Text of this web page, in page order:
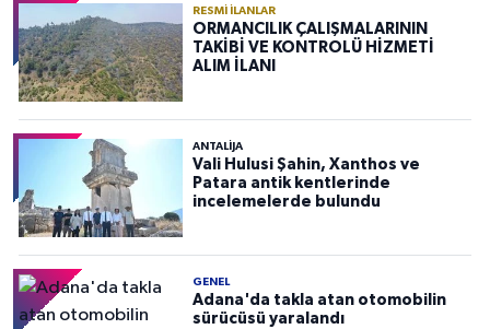
RESMI İLANLAR
ORMANCILIK ÇALIŞMALARININ
TAKİBİ VE KONTROLÜ HİZMETİ
ALIM İLANI
ANTALIJA
Vali Hulusi Şahin, Xanthos ve
Patara antik kentlerinde
incelemelerde bulundu
GENEL
Adana'da takla atan otomobilin
sürücüsü yaralandı